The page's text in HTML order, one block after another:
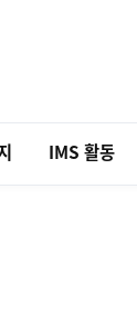
IMS 활동